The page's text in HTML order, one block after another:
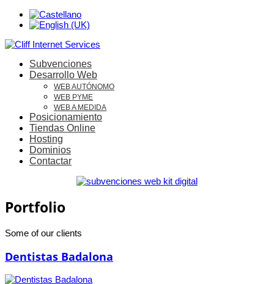
Subvenciones
Desarrollo Web
WEB AUTÓNOMO
WEB PYME
WEB A MEDIDA
Posicionamiento
Tiendas Online
Hosting
Dominios
Contactar
Portfolio
Some of our clients
Dentistas Badalona